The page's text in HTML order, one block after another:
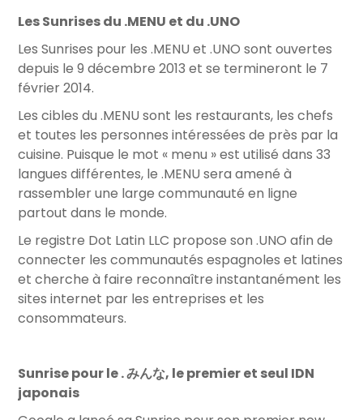
Les Sunrises du .MENU et du .UNO
Les Sunrises pour les .MENU et .UNO sont ouvertes
depuis le 9 décembre 2013 et se termineront le 7
février 2014.
Les cibles du .MENU sont les restaurants, les chefs
et toutes les personnes intéressées de près par la
cuisine. Puisque le mot « menu » est utilisé dans 33
langues différentes, le .MENU sera amené à
rassembler une large communauté en ligne
partout dans le monde.
Le registre Dot Latin LLC propose son .UNO afin de
connecter les communautés espagnoles et latines
et cherche à faire reconnaître instantanément les
sites internet par les entreprises et les
consommateurs.
Sunrise pour le . みんな, le premier et seul IDN
japonais